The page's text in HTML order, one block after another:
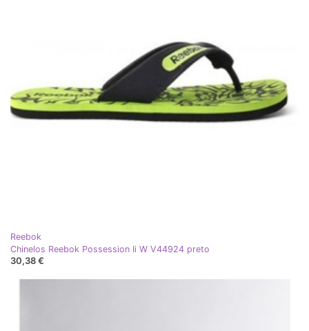
Reebok
Chinelos Reebok Possession Ii W V44924 preto
30,38 €